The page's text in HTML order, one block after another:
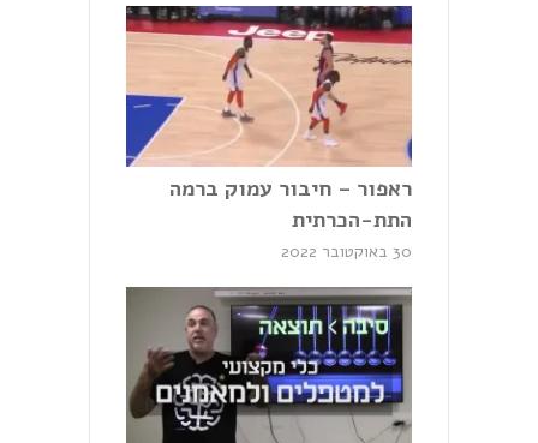
ראפור – חיבור עמוק ברמה
התת-הכרתית
30 באוקטובר 2022